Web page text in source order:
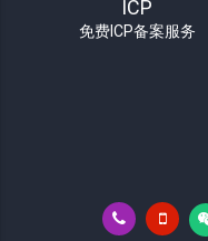
ICP
免费ICP备案服务